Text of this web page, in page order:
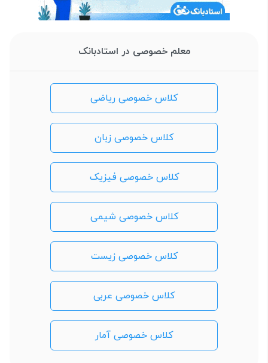
معلم خصوصی در استادبانک
کلاس خصوصی ریاضی
کلاس خصوصی زبان
کلاس خصوصی فیزیک
کلاس خصوصی شیمی
کلاس خصوصی زیست
کلاس خصوصی عربی
کلاس خصوصی آمار